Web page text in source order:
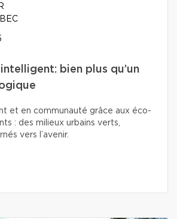
bien plus qu’un
et en communauté grâce aux éco-
: des milieux urbains verts,
vers l’avenir.